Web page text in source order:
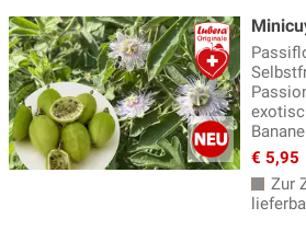
€ 5,95
Zur